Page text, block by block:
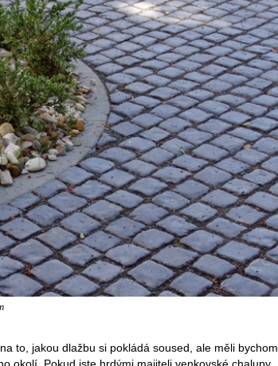
to, jakou dlažbu si pokládá soused, ale měli bychom